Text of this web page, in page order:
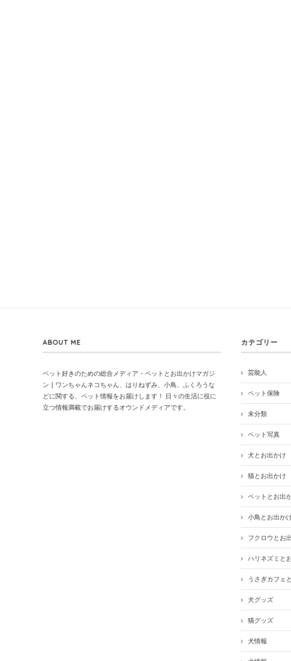
ABOUT ME
ペット好きのための総合メディア・ペットとお出かけマガジ
ン | ワンちゃんネコちゃん、はりねずみ、小鳥、ふくろうな
どに関する、ペット情報をお届けします！ 日々の生活に役に
立つ情報満載でお届けするオウンドメディアです。
カテゴリー
芸能人
ペット保険
未分類
ペット写真
犬とお出かけ
猫とお出かけ
ペットとお出
小鳥とお出か
フクロウとお
ハリネズミと
うさぎカフェ
犬グッズ
猫グッズ
犬情報